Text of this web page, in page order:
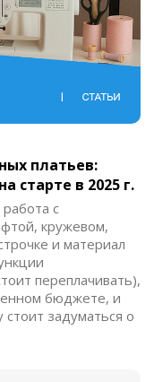
платьев:
старте в 2025 г.
с
кружевом,
и материал
переплачивать),
бюджете, и
задуматься о